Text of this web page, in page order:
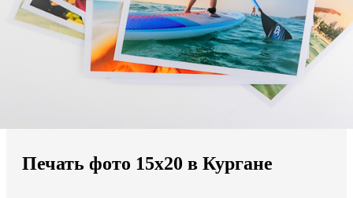
Мы доставляем по всему миру
Продолжить без города
Печать фото 15х20 в Кургане